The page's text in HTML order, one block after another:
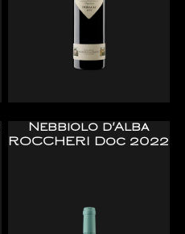
Nebbiolo d'Alba
ROCCHERI Doc 2022